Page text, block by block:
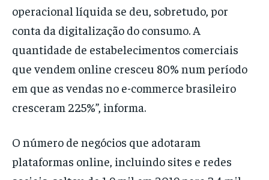
operacional líquida se deu, sobretudo, por
conta da digitalização do consumo. A
quantidade de estabelecimentos comerciais
que vendem online cresceu 80% num período
em que as vendas no e-commerce brasileiro
cresceram 225%”, informa.
O número de negócios que adotaram
plataformas online, incluindo sites e redes